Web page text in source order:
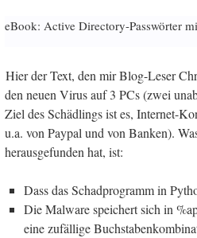
eBook: Active Directory-Passwörter
Hier der Text, den mir Blog-Leser
den neuen Virus auf 3 PCs (zwei
Ziel des Schädlings ist es, Internet-
u.a. von Paypal und von Banken).
herausgefunden hat, ist:
Dass das Schadprogramm in
Die Malware speichert sich in
eine zufällige